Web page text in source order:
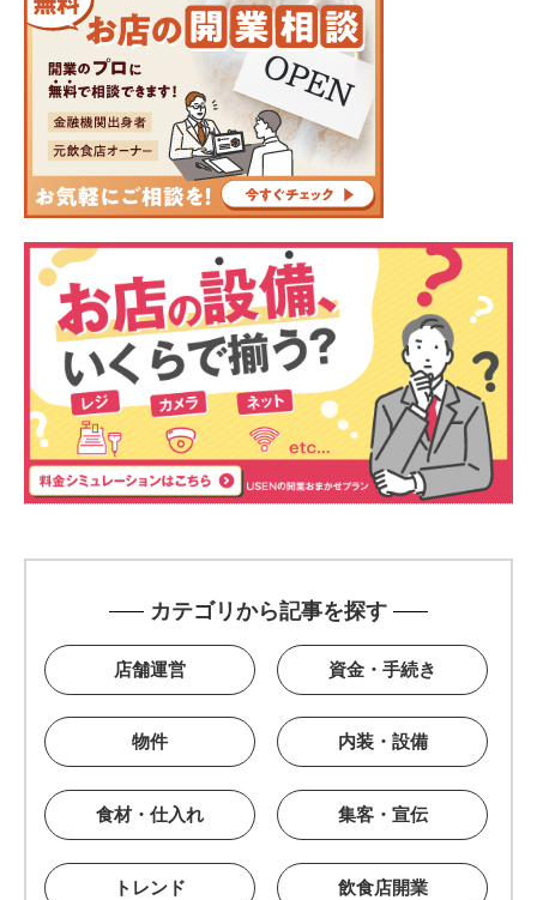
カテゴリから記事を探す
店舗運営 資金・手続き
物件 内装・設備
食材・仕入れ 集客・宣伝
トレンド 飲食店開業